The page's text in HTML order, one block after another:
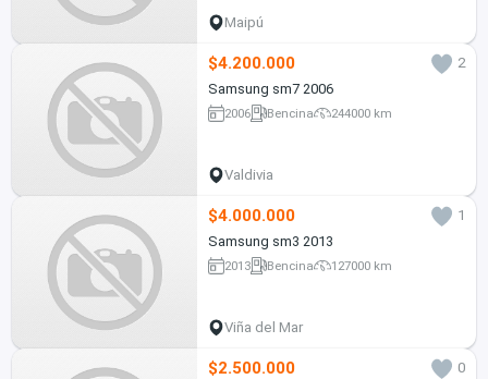
Maipú
$4.200.000
2
Samsung sm7 2006
2006 Bencina 244000 km
Valdivia
$4.000.000
1
Samsung sm3 2013
2013 Bencina 127000 km
Viña del Mar
$2.500.000
0